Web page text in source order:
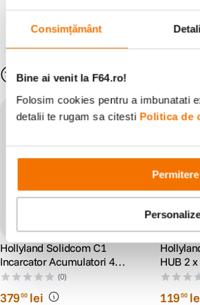
Consimțământ
Bine ai venit la F64.ro!
Folosim cookies pentru a imbunatati
detalii te rugam sa citesti Politica de
produselor pe stocul acestora. De asemenea,
rezerva dreptul de a corecta eventuale
pot surveni in urma unor greseli de
sau erori ale produselor software, fara a
S-ar putea să-ți placă și
Hollyland Solidcom C1
Incarcator Acumulatori 4
Posturi
(0)
37900 lei
HUB 2
11900